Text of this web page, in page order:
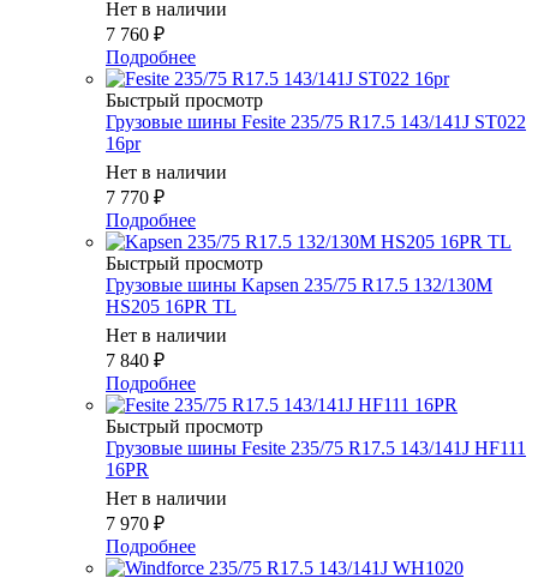
Нет в наличии
7 760 ₽
Подробнее
Быстрый просмотр
Грузовые шины Fesite 235/75 R17.5 143/141J ST022
16pr
Нет в наличии
7 770 ₽
Подробнее
Быстрый просмотр
Грузовые шины Kapsen 235/75 R17.5 132/130M
HS205 16PR TL
Нет в наличии
7 840 ₽
Подробнее
Быстрый просмотр
Грузовые шины Fesite 235/75 R17.5 143/141J HF111
16PR
Нет в наличии
7 970 ₽
Подробнее